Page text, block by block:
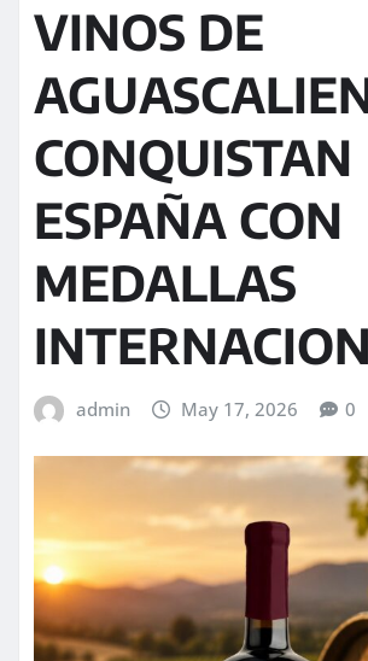
VINOS DE
CONQUISTAN
ESPAÑA CON
MEDALLAS
admin May 17, 2026 0